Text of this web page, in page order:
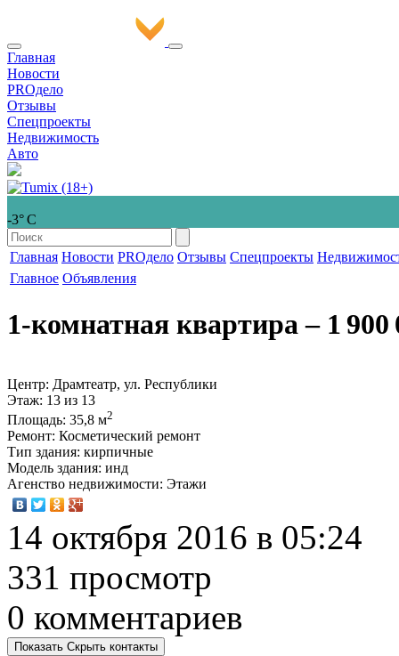
Главная
Новости
PROдело
Отзывы
Спецпроекты
Недвижимость
Авто
-3° С
Главная Новости PROдело Отзывы Спецпроекты
Главное Объявления
1-комнатная квартира‒ 1 900
Центр: Драмтеатр, ул. Республики
Этаж: 13 из 13
Площадь: 35,8 м2
Ремонт: Косметический ремонт
Тип здания: кирпичные
Модель здания: инд
Агенство недвижимости: Этажи
14 октября 2016 в 05:24
331 просмотр
0 комментариев
Показать Скрыть контакты